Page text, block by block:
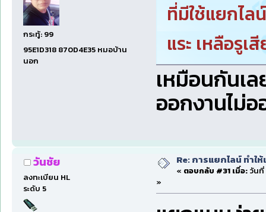
กระทู้: 99
95E1D318 870D4E35 หมอบ้าน
นอก
ที่มีใช้แยกไล
แระ เหลือรู
เหมือนกันเ
ออกงานไม่
วันชัย
ลงทะเบียน HL
ระดับ 5
Re: การแยกไลน์ ทำใ
« ตอบกลับ #31 เมื่อ:วันที่
»